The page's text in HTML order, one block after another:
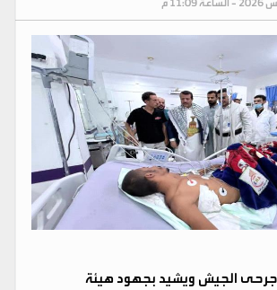
جرحى الجيش ويشيد بجهود هيئة